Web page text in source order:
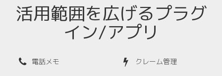
活用範囲を広げるプラグ
イン/アプリ
電話メモ クレーム管理